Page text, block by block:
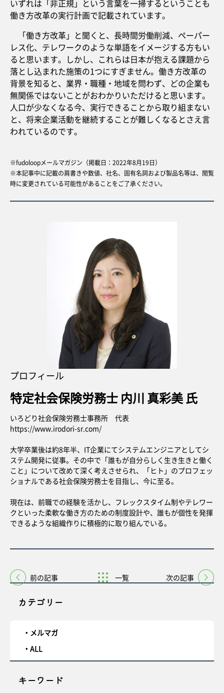
カテゴリー
メルマガ
ALL
キーワード
いずれは「非正規」という言葉を一掃するということも
働き方改革の実行計画で記載されています。
「働き方改革」と聞くと、長時間労働削減、ペーパー
レス化、テレワークのような単語をイメージする方もい
ると思います。しかし、これらは日本が抱える課題から
落とし込まれた施策の1つにすぎません。働き方改革の
背景を知ると、業界・職種・地域を問わず、どの企業も
無関係ではないことがおわかりいただけると思います。
人口が少なくなる今、実行できることから取り組まない
と、将来企業活動を継続することが難しくなるとさえ言
われているのです。
※fudoloopメールマガジン（掲載日：2022年8月19日）
※本記事中に記載の肩書きや数値、社名、固有名詞および製品名等は、閲覧
時に変更されている可能性があることをご了承ください。
プロフィール
特定社会保険労務士 内川 真彩美 氏
いろどり社会保険労務士事務所 代表
https://www.irodori-sr.com/
大学卒業後は約8年半、IT企業にてシステムエンジニアとしてシ
ステム開発に従事。その中で「誰もが自分らしく生き生きと働く
こと」について改めて深く考えさせられ、「ヒト」のプロフェッ
ショナルである社会保険労務士を目指し、今に至る。
現在は、前職での経験を活かし、フレックスタイム制やテレワー
クといった柔軟な働き方のための制度設計や、誰もが個性を発揮
できるような組織作りに積極的に取り組んでいる。
前の記事 一覧 次の記事